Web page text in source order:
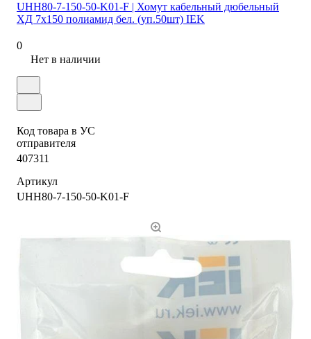
UHH80-7-150-50-K01-F | Хомут кабельный дюбельный
ХД 7х150 полиамид бел. (уп.50шт) IEK
0
Нет в наличии
Код товара в УС
отправителя
407311
Артикул
UHH80-7-150-50-K01-F